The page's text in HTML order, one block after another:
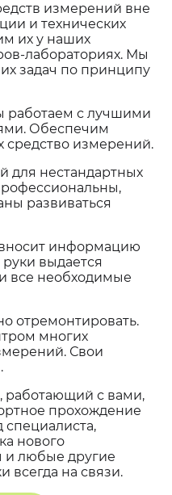
измерений вне
и технических
их у наших
лабораториях. Мы
задач по принципу
работаем с лучшими
Обеспечим
средство измерений.
для нестандартных
развиваться
информацию
выдается
все необходимые
отремонтировать.
многих
Свои
с вами,
прохождение
специалиста,
нового
и любые другие
всегда на связи.